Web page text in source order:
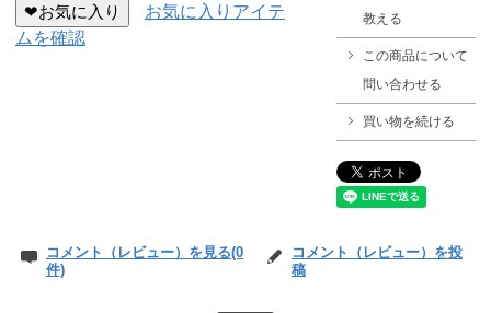
❤お気に入り
お気に入りアイテ
ムを確認
教える
この商品について
問い合わせる
買い物を続ける
コメント（レビュー）を見る(0
件)
コメント（レビュー）を投
稿